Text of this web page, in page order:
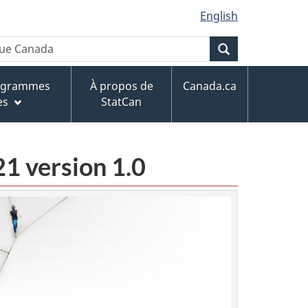
English
À propos de
StatCan
Canada.ca
version 1.0